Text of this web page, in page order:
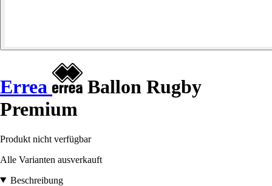
Errea
Ballon Rugby
Premium
Produkt nicht verfügbar
Alle Varianten ausverkauft
Beschreibung